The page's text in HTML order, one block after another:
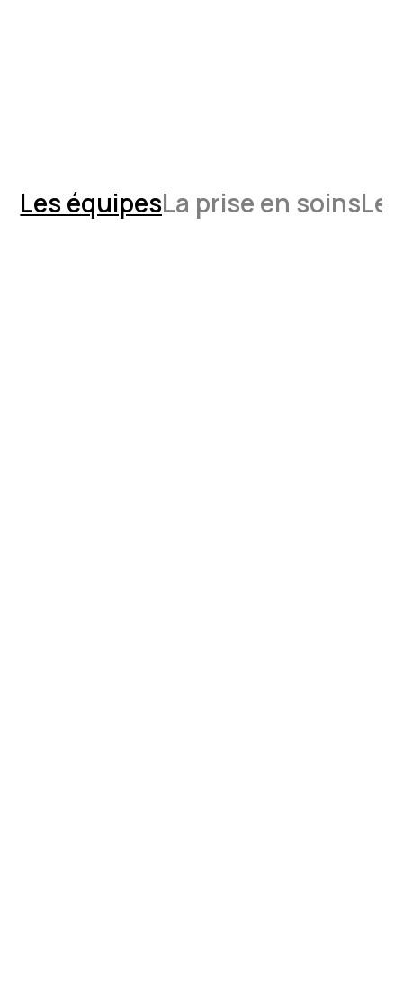
Les équipesLa prise en soins